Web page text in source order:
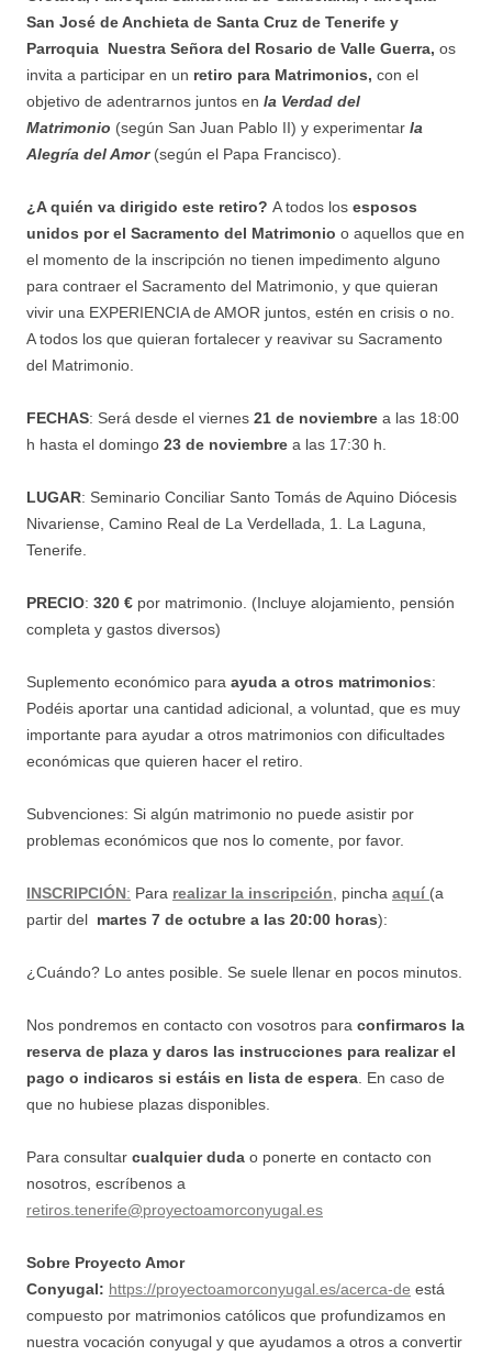
San José de Anchieta de Santa Cruz de Tenerife y
Parroquia Nuestra Señora del Rosario de Valle Guerra, os
invita a participar en un retiro para Matrimonios, con el
objetivo de adentrarnos juntos en la Verdad del
Matrimonio (según San Juan Pablo II) y experimentar la
Alegría del Amor(según el Papa Francisco).
¿A quién va dirigido este retiro? A todos los esposos
unidos por el Sacramento del Matrimonio o aquellos que en
el momento de la inscripción no tienen impedimento alguno
para contraer el Sacramento del Matrimonio, y que quieran
vivir una EXPERIENCIA de AMOR juntos, estén en crisis o no.
A todos los que quieran fortalecer y reavivar su Sacramento
del Matrimonio.
FECHAS: Será desde el viernes 21 de noviembre a las 18:00
h hasta el domingo 23 de noviembre a las 17:30 h.
LUGAR: Seminario Conciliar Santo Tomás de Aquino Diócesis
Nivariense, Camino Real de La Verdellada, 1. La Laguna,
Tenerife.
PRECIO: 320 € por matrimonio. (Incluye alojamiento, pensión
completa y gastos diversos)
Suplemento económico para ayuda a otros matrimonios:
Podéis aportar una cantidad adicional, a voluntad, que es muy
importante para ayudar a otros matrimonios con dificultades
económicas que quieren hacer el retiro.
Subvenciones: Si algún matrimonio no puede asistir por
problemas económicos que nos lo comente, por favor.
INSCRIPCIÓN: Para realizar la inscripción , pincha aquí (a
partir del martes 7 de octubre a las 20:00 horas):
¿Cuándo? Lo antes posible. Se suele llenar en pocos minutos.
Nos pondremos en contacto con vosotros para confirmaros la
reserva de plaza y daros las instrucciones para realizar el
pago o indicaros si estáis en lista de espera . En caso de
que no hubiese plazas disponibles.
Para consultar cualquier duda o ponerte en contacto con
nosotros, escríbenos a
retiros.tenerife@proyectoamorconyugal.es
Sobre Proyecto Amor
Conyugal: https://proyectoamorconyugal.es/acerca-de está
compuesto por matrimonios católicos que profundizamos en
nuestra vocación conyugal y que ayudamos a otros a convertir